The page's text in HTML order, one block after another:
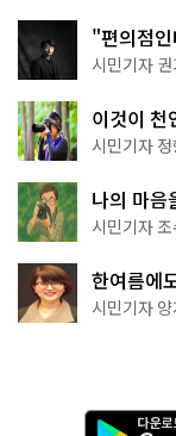
"편의점
한 편의점
시민기자
이것이
나볼까
시민기자
나의 마음
상작 공개!
시민기자
한여름에
천국이네~
시민기자